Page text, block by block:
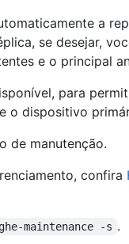
a
se desejar,
e o principal
para
o dispositivo
de manutenção.
confira
ghe-maintenance -s .